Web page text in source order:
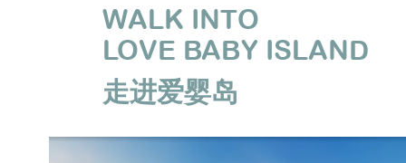
WALK INTO
LOVE BABY ISLAND
走进爱婴岛